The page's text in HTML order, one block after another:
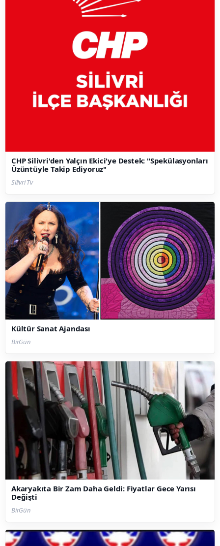
CHP Silivri'den Yalçın Ekici'ye Destek: "Spekülasyonları
Üzüntüyle Takip Ediyoruz"
Silivri Tv
Kültür Sanat Ajandası
BirGün
Akaryakıta Bir Zam Daha Geldi: Fiyatlar Gece Yarısı
Değişti
BirGün